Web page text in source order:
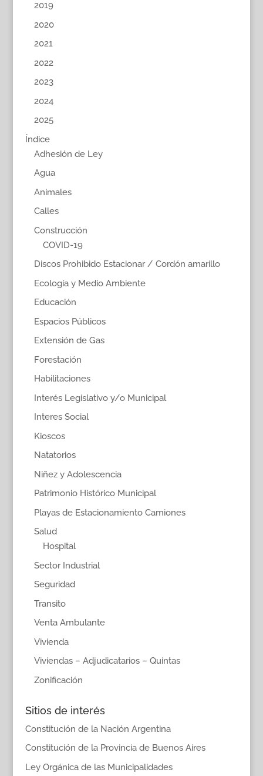
2019
2020
2021
2022
2023
2024
2025
Índice
Adhesión de Ley
Agua
Animales
Calles
Construcción
COVID-19
Discos Prohibido Estacionar / Cordón amarillo
Ecología y Medio Ambiente
Educación
Espacios Públicos
Extensión de Gas
Forestación
Habilitaciones
Interés Legislativo y/o Municipal
Interes Social
Kioscos
Natatorios
Niñez y Adolescencia
Patrimonio Histórico Municipal
Playas de Estacionamiento Camiones
Salud
Hospital
Sector Industrial
Seguridad
Transito
Venta Ambulante
Vivienda
Viviendas – Adjudicatarios – Quintas
Zonificación
Sitios de interés
Constitución de la Nación Argentina
Constitución de la Provincia de Buenos Aires
Ley Orgánica de las Municipalidades